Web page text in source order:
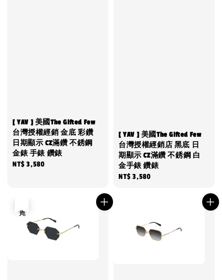
[ YAV ] 美國The Gifted Few
台灣授權經銷 金底 彩鑽
日期顯示 CZ滿鑽 不銹鋼
金錶 手錶 鑽錶
Regular
NT$ 3,580
[ YAV ] 美國The Gifted Few
台灣授權經銷店 黑底 日
期顯示 CZ滿鑽 不銹鋼 白
金手錶 鑽錶
Regular
NT$ 3,580